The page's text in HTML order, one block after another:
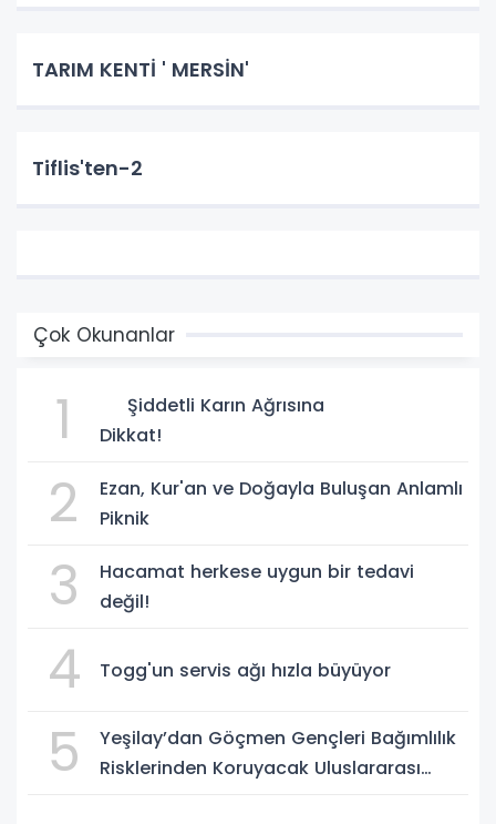
TARIM KENTİ ' MERSİN'
Tiflis'ten-2
Çok Okunanlar
1
Şiddetli Karın Ağrısına
Dikkat!
2
Ezan, Kur'an ve Doğayla Buluşan Anlamlı
Piknik
3
Hacamat herkese uygun bir tedavi
değil!
4 Togg'un servis ağı hızla büyüyor
5
Yeşilay’dan Göçmen Gençleri Bağımlılık
Risklerinden Koruyacak Uluslararası